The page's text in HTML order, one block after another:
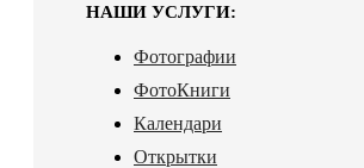
НАШИ УСЛУГИ:
Фотографии
ФотоКниги
Календари
Открытки